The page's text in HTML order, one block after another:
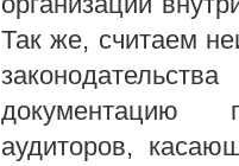
Так же, считаем
документацию
аудиторов,